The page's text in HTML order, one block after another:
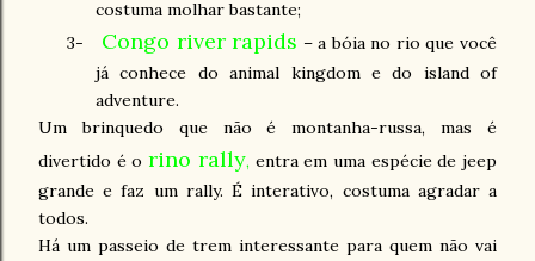
costuma molhar bastante;
3-
Congo river rapids – a bóia no rio que você
já conhece do animal kingdom e do island of
adventure.
Um brinquedo que não é montanha-russa, mas é
divertido é orino rally, entra em uma espécie de jeep
grande e faz um rally. É interativo, costuma agradar a
todos.
Há um passeio de trem interessante para quem não vai